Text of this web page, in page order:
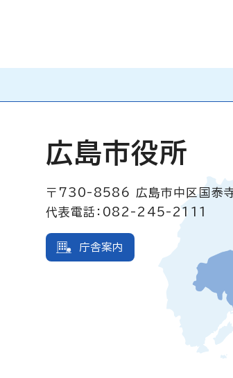
広島市役所
〒730-8586
広島市中区国泰
代表電話：082-245-2111
庁舎案内